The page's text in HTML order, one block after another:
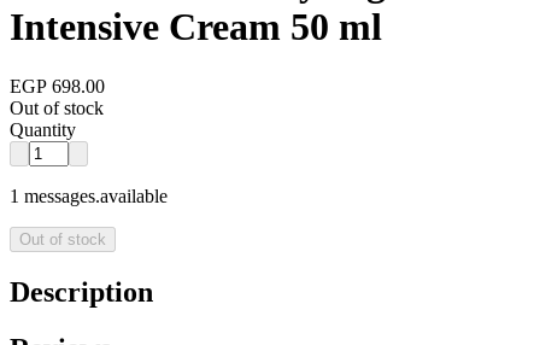
Intensive Cream 50 ml
EGP 698.00
Out of stock
Quantity
1 messages.available
Out of stock
Description